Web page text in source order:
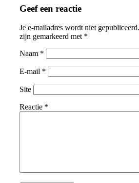
Geef een reactie
Je e-mailadres wordt niet gepubliceerd.
zijn gemarkeerd met *
Naam *
E-mail *
Site
Reactie *